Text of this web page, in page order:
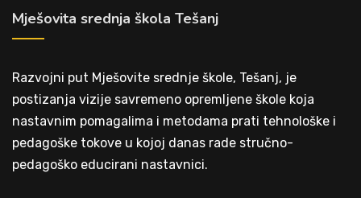
Mješovita srednja škola Tešanj
Razvojni put Mješovite srednje škole, Tešanj, je
postizanja vizije savremeno opremljene škole koja
nastavnim pomagalima i metodama prati tehnološke i
pedagoške tokove u kojoj danas rade stručno-
pedagoško educirani nastavnici.